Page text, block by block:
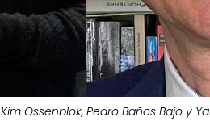
Kim Ossenblok, Pedro Baños Bajo y